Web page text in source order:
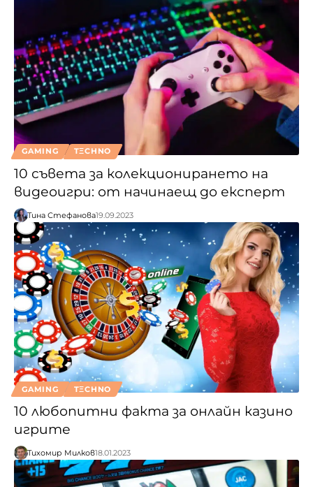
GAMING TΞCHNO
10 съвета за колекционирането на
видеоигри: от начинаещ до експерт
Тина Стефанова19.09.2023
GAMING TΞCHNO
10 любопитни факта за онлайн казино
игрите
Тихомир Милков18.01.2023